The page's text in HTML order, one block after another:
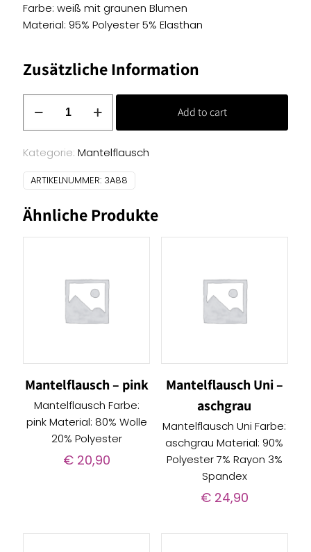
Farbe: weiß mit graunen Blumen
Material: 95% Polyester 5% Elasthan
Zusätzliche Information
weiß
mit
graunen
Blumen
Add to cart
Kategorie: Mantelflausch
ARTIKELNUMMER: 3A88
Ähnliche Produkte
Mantelflausch – pink
Mantelflausch Farbe:
pink Material: 80% Wolle
20% Polyester
€20,90
Mantelflausch Uni –
aschgrau
Mantelflausch Uni Farbe:
aschgrau Material: 90%
Polyester 7% Rayon 3%
Spandex
€24,90